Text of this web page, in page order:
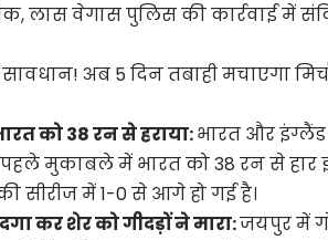
लास वेगास पुलिस की कार्रवाई में
अब 5 दिन तबाही मचाएगा
को 38 रन से हराया:भारत और इंग्लैंड
मुकाबले में भारत को 38 रन से हार
सीरीज में 1-0 से आगे हो गई है।
कर शेर को गीदड़ों ने मारा:जयपुर में